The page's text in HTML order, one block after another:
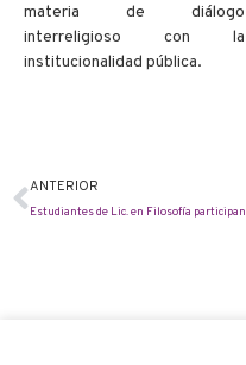
materia de diálogo
interreligioso con la
institucionalidad pública.
ANTERIOR